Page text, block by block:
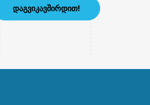
ᲓᲐᲒᲕᲘᲙᲐᲕᲨᲘᲠᲓᲘᲗ!